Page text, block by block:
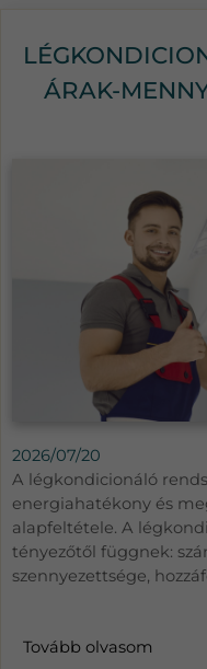
ÁRAK-
2026/07/20
A légkondicionáló
energiahatékony és
alapfeltétele. A
tényezőtől függnek:
szennyezettsége,
Tovább olvasom